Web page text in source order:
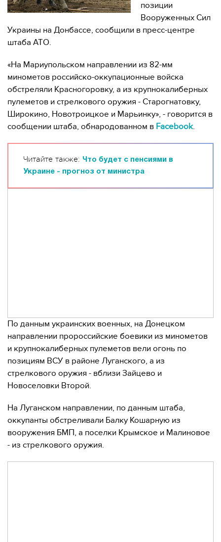
позиции
Вооруженных Сил
Украины на Донбассе, сообщили в пресс-центре
штаба АТО.
«На Мариупольском направлении из 82-мм
минометов российско-оккупационные войска
обстреляли Красногоровку, а из крупнокалиберных
пулеметов и стрелкового оружия - Старогнатовку,
Широкино, Новотроицкое и Марьинку», - говорится в
сообщении штаба, обнародованном в Facebook.
Читайте также: Что будет с пенсиями в
Украине - прогноз от министра
По данным украинских военных, на Донецком
направлении пророссийские боевики из минометов
и крупнокалиберных пулеметов вели огонь по
позициям ВСУ в районе Луганского, а из
стрелкового оружия - вблизи Зайцево и
Новоселовки Второй.
На Луганском направлении, по данным штаба,
оккупанты обстреливали Балку Кошарную из
вооружения БМП, а поселки Крымское и Малиновое
- из стрелкового оружия.